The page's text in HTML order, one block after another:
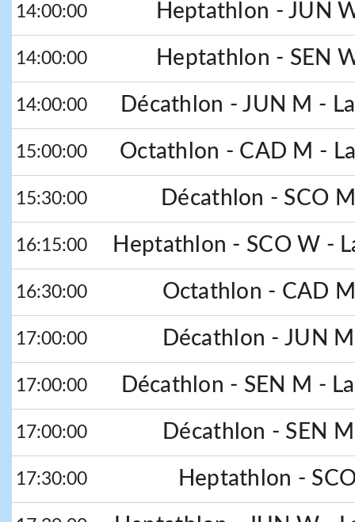
14:00:00 Heptathlon - JUN
14:00:00 Heptathlon - SEN
14:00:00 Décathlon - JUN M -
15:00:00 Octathlon - CAD M -
15:30:00 Décathlon - SCO
16:15:00 Heptathlon - SCO W -
16:30:00 Octathlon - CAD
17:00:00 Décathlon - JUN
17:00:00 Décathlon - SEN M -
17:00:00 Décathlon - SEN
17:30:00 Heptathlon -